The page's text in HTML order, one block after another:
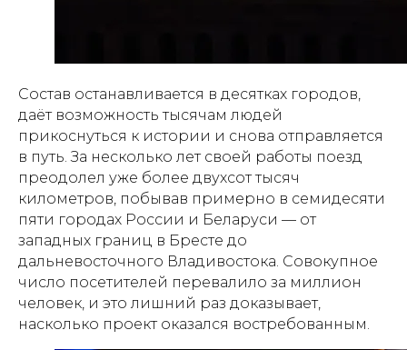
Состав останавливается в десятках городов,
даёт возможность тысячам людей
прикоснуться к истории и снова отправляется
в путь. За несколько лет своей работы поезд
преодолел уже более двухсот тысяч
километров, побывав примерно в семидесяти
пяти городах России и Беларуси — от
западных границ в Бресте до
дальневосточного Владивостока. Совокупное
число посетителей перевалило за миллион
человек, и это лишний раз доказывает,
насколько проект оказался востребованным.